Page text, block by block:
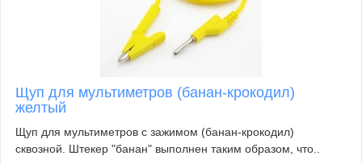
Щуп для мультиметров (банан-крокодил)
желтый
Щуп для мультиметров с зажимом (банан-крокодил)
сквозной. Штекер "банан" выполнен таким образом, что..